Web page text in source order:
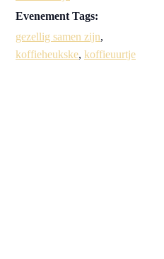
Evenement Tags:
gezellig samen zijn,
koffieheukske, koffieuurtje